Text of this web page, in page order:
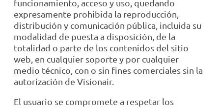
funcionamiento, acceso y uso, quedando
expresamente prohibida la reproducción,
distribución y comunicación pública, incluida su
modalidad de puesta a disposición, de la
totalidad o parte de los contenidos del sitio
web, en cualquier soporte y por cualquier
medio técnico, con o sin fines comerciales sin la
autorización de Visionair.
El usuario se compromete a respetar los